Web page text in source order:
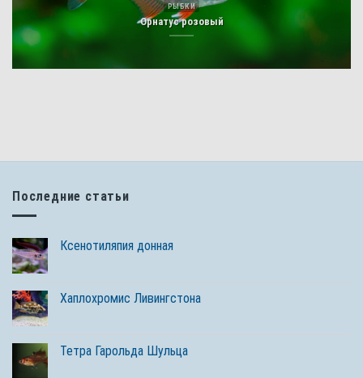
РЫБКИ
Орнатус розовый
Последние статьи
Ксенотиляпия донная
Хаплохромис Ливингстона
Тетра Гарольда Шульца